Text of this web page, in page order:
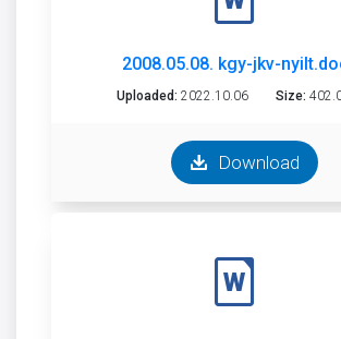
2008.05.08. kgy-jkv-
Uploaded: 2022.10.06 Size:
Download